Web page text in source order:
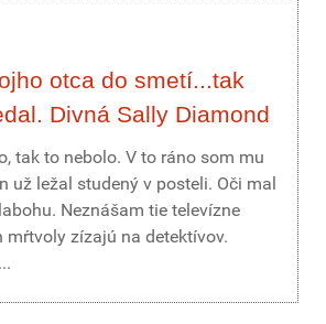
otca do smetí...tak
Divná Sally Diamond
tak to nebolo. V to ráno som mu
už ležal studený v posteli. Oči mal
Neznášam tie televízne
mŕtvoly zízajú na detektívov.